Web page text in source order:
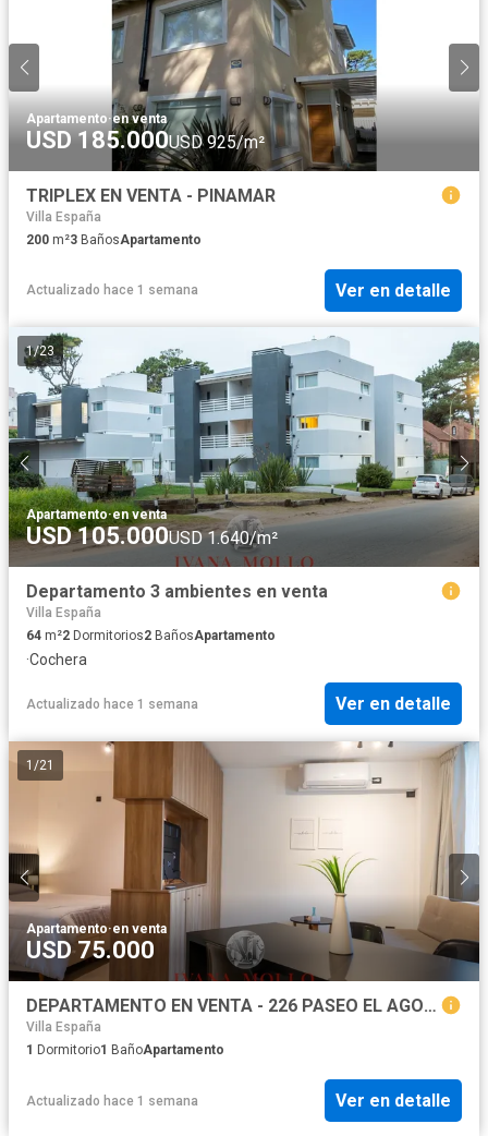
Apartamento·en venta
USD 185.000USD 925/m²
TRIPLEX EN VENTA - PINAMAR
Villa España
200 m²3 BañosApartamento
Actualizado hace 1 semana Ver en detalle
1/23
Apartamento·en venta
USD 105.000USD 1.640/m²
Departamento 3 ambientes en venta
Villa España
64 m²2 Dormitorios2 BañosApartamento
·Cochera
Actualizado hace 1 semana Ver en detalle
1 /21
Apartamento·en venta
USD 75.000
DEPARTAMENTO EN VENTA - 226 PASEO EL AGORA
Villa España
1 Dormitorio1 BañoApartamento
Actualizado hace 1 semana Ver en detalle